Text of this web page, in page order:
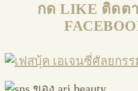
กด LIKE ติดต